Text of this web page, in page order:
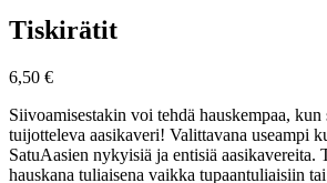
Tiskirätit
6,50 €
Siivoamisestakin voi tehdä hauskempaa, kun
tuijotteleva aasikaveri! Valittavana useampi
SatuAasien nykyisiä ja entisiä
hauskana tuliaisena vaikka tupaantuliaisiin